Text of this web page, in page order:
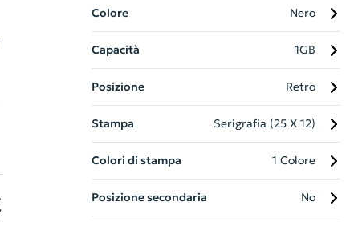
Colore Nero
Capacità 1GB
Posizione Retro
Stampa Serigrafia (25 X 12)
Colori di stampa 1 Colore
Posizione secondaria No